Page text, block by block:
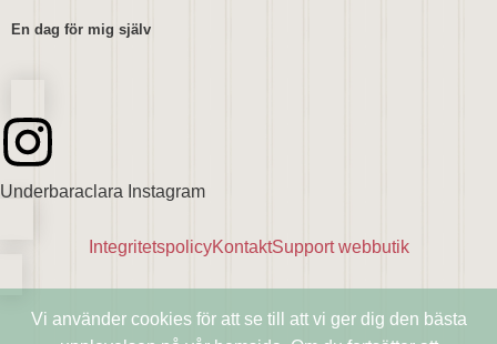
En dag för mig själv
Underbaraclara Instagram
IntegritetspolicyKontaktSupport webbutik
Vi använder cookies för att se till att vi ger dig den bästa